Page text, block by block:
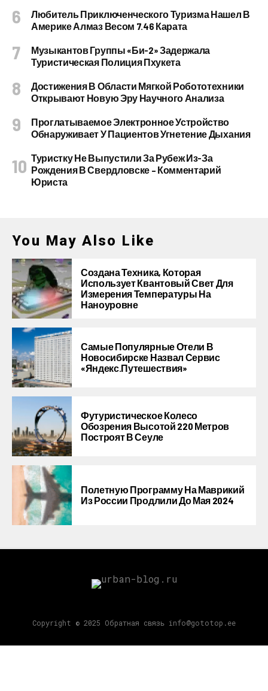
Любитель Приключенческого Туризма Нашел В
Америке Алмаз Весом 7.46 Карата
Музыкантов Группы «Би-2» Задержала
Туристическая Полиция Пхукета
Достижения В Области Мягкой Робототехники
Открывают Новую Эру Научного Анализа
Проглатываемое Электронное Устройство
Обнаруживает У Пациентов Угнетение Дыхания
Туристку Не Выпустили За Рубеж Из-За
Рождения В Свердловске – Комментарий
Юриста
You May Also Like
Создана Техника, Которая
Использует Квантовый Свет Для
Измерения Температуры На
Наноуровне
Самые Популярные Отели В
Новосибирске Назвал Сервис
«Яндекс.Путешествия»
Футуристическое Колесо
Обозрения Высотой 220 Метров
Построят В Сеуле
Полетную Программу На Маврикий
Из России Продлили До Мая 2024
Copyright © 2025 Обратная связь info@gototop.ee